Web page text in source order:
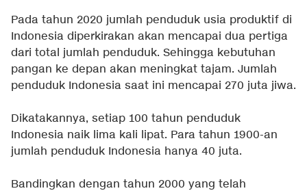
Pada tahun 2020 jumlah penduduk usia produktif di
Indonesia diperkirakan akan mencapai dua pertiga
dari total jumlah penduduk. Sehingga kebutuhan
pangan ke depan akan meningkat tajam. Jumlah
penduduk Indonesia saat ini mencapai 270 juta jiwa.
Dikatakannya, setiap 100 tahun penduduk
Indonesia naik lima kali lipat. Para tahun 1900-an
jumlah penduduk Indonesia hanya 40 juta.
Bandingkan dengan tahun 2000 yang telah